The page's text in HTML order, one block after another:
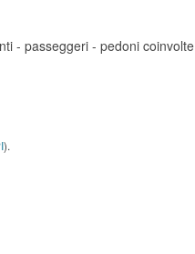
- passeggeri - pedoni coinvolte
).